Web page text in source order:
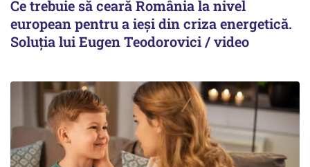
Ce trebuie să ceară România la nivel
european pentru a ieși din criza energetică.
Soluția lui Eugen Teodorovici / video